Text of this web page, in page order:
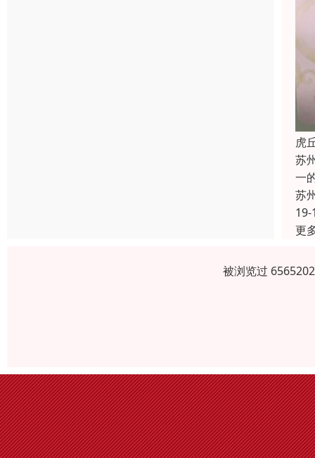
虎
苏
一
苏
19-
更
被浏览过